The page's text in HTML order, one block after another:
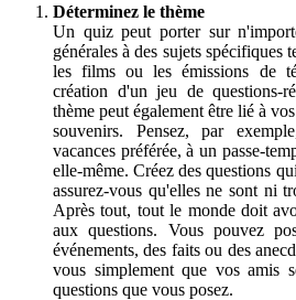
Déterminez le thème
Un quiz peut porter sur
générales à des sujets spécifiques
les films ou les émissions de
création d'un jeu de questions-
thème peut également être lié à
souvenirs. Pensez, par
vacances préférée, à un passe-
elle-même. Créez des questions
assurez-vous qu'elles ne sont ni
Après tout, tout le monde doit
aux questions. Vous pouvez
événements, des faits ou des
vous simplement que vos amis
questions que vous posez.